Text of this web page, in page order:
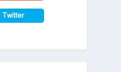
Twitter